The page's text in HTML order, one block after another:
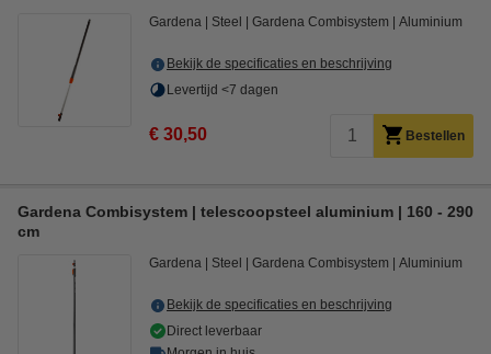
Gardena Steel Gardena Combisystem Aluminium
Bekijk de specificaties en beschrijving
Levertijd <7 dagen
€ 30,50 Bestellen
Gardena Combisystem | telescoopsteel aluminium | 160 - 290
cm
Gardena Steel Gardena Combisystem Aluminium
Bekijk de specificaties en beschrijving
Direct leverbaar